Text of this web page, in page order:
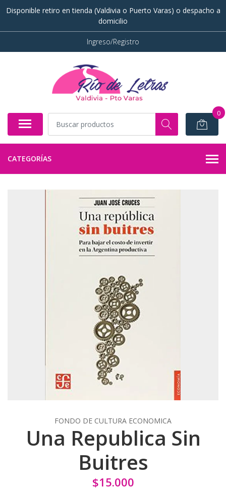
Disponible retiro en tienda (Valdivia o Puerto Varas) o despacho a
domicilio
Ingreso/Registro
0
CATEGORÍAS
FONDO DE CULTURA ECONOMICA
Una Republica Sin
Buitres
$15.000